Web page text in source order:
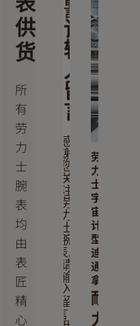
供
货
所
有
劳
力
士
腕
表
均
由
表
匠
精
心
言
请
输
入
留
言
感
谢
您
关
注
劳
力
士
腕
表。
请
输
入
留
言，
劳
力
士
宇
宙
计
型
迪
通
拿
耐
力